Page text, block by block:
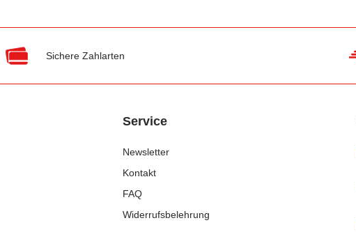
Sichere Zahlarten
Service
Newsletter
Kontakt
FAQ
Widerrufsbelehrung